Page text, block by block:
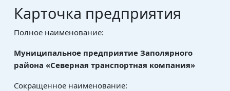
Карточка предприятия
Полное наименование:
Муниципальное предприятие Заполярного
района «Северная транспортная компания»
Сокращенное наименование: